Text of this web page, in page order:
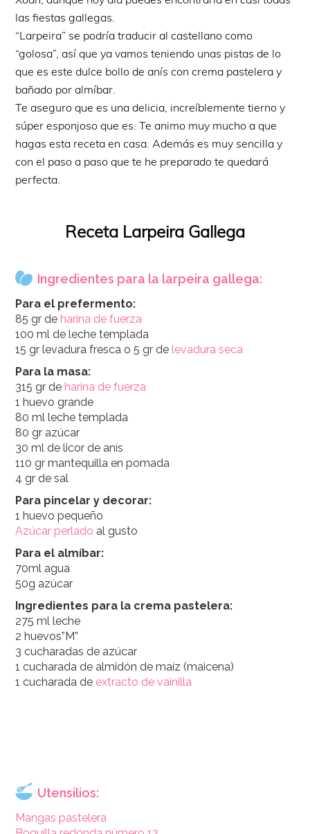
las fiestas gallegas.
“Larpeira” se podría traducir al castellano como
“golosa”, así que ya vamos teniendo unas pistas de lo
que es este dulce bollo de anís con crema pastelera y
bañado por almíbar.
Te aseguro que es una delicia, increíblemente tierno y
súper esponjoso que es. Te animo muy mucho a que
hagas esta receta en casa. Además es muy sencilla y
con el paso a paso que te he preparado te quedará
perfecta.
Receta Larpeira Gallega
Ingredientes para la larpeira gallega:
Para el prefermento:
85 gr de harina de fuerza
100 ml de leche templada
15 gr levadura fresca o 5 gr de levadura seca
Para la masa:
315 gr de harina de fuerza
1 huevo grande
80 ml leche templada
80 gr azúcar
30 ml de licor de anís
110 gr mantequilla en pomada
4 gr de sal
Para pincelar y decorar:
1 huevo pequeño
Azúcar perlado al gusto
Para el almíbar:
70ml agua
50g azúcar
Ingredientes para la crema pastelera:
275 ml leche
2 huevos”M”
3 cucharadas de azúcar
1 cucharada de almidón de maíz (maicena)
1 cucharada de extracto de vainilla
Utensilios:
Mangas pastelera